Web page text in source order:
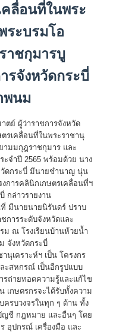
คลื่อนที่ในพระ
ระบรมโอ
าชกุมารบู
รจังหวัดกระบี่
พนม
ตย์ ผู้ว่าราชการจังหวัด
ตรเคลื่อนที่ในพระราชานุ
ามมกุฎราชกุมาร และ
ะจำปี 2565 พร้อมด้วย นาง
วัดกระบี่ มีนายชำนาญ นุ่น
งการคลินิกเกษตรเคลื่อนที่ฯ
กล่าวรายงาน
ที่ มีนายนายนิรันดร์ ปราบ
การระดับจังหวัดและ
ม ณ โรงเรียนบ้านห้วยน้ำ
จังหวัดกระบี่
นุเคราะห์ฯ เป็น โครงกร
ะสหกรณ์ เป็นอีกรูปแบบ
รถ่ายทอดความรู้และแก้ไข
เกษตรกรจะได้รับทั้งความ
รบวงจรในทุก ๆ ด้าน ทั้ง
ชี กฎหมาย และอื่นๆ โดย
อุปกรณ์ เครื่องมือ และ